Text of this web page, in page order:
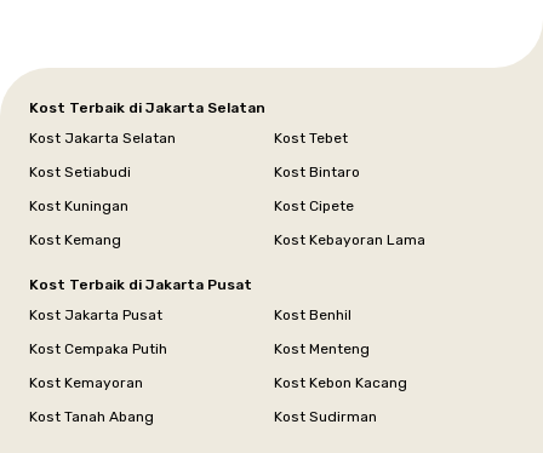
Kost Terbaik di Jakarta Selatan
Kost Jakarta Selatan
Kost Tebet
Kost Setiabudi
Kost Bintaro
Kost Kuningan
Kost Cipete
Kost Kemang
Kost Kebayoran Lama
Kost Terbaik di Jakarta Pusat
Kost Jakarta Pusat
Kost Benhil
Kost Cempaka Putih
Kost Menteng
Kost Kemayoran
Kost Kebon Kacang
Kost Tanah Abang
Kost Sudirman